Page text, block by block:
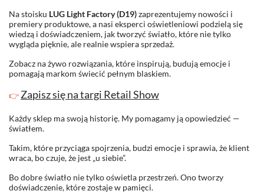
Na stoisku LUG Light Factory (D19)zaprezentujemy nowości i
premiery produktowe, a nasi eksperci oświetleniowi podzielą się
wiedzą i doświadczeniem, jak tworzyć światło, które nie tylko
wygląda pięknie, ale realnie wspiera sprzedaż.
Zobacz na żywo rozwiązania, które inspirują, budują emocje i
pomagają markom świecić pełnym blaskiem.
👉 Zapisz się na targi Retail Show
Każdy sklep ma swoją historię. My pomagamy ją opowiedzieć —
światłem.
Takim, które przyciąga spojrzenia, budzi emocje i sprawia, że klient
wraca, bo czuje, że jest „u siebie”.
Bo dobre światło nie tylko oświetla przestrzeń. Ono tworzy
doświadczenie, które zostaje w pamięci.